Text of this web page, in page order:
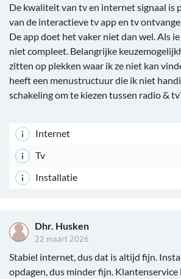
De kwaliteit van tv en internet signaal is
van de interactieve tv app en tv
De app doet het vaker niet dan wel. Als
niet compleet. Belangrijke
zitten op plekken waar ik ze niet kan
heeft een menustructuur die ik niet
schakeling om te kiezen tussen radio &
Internet
Tv
Installatie
Dhr. Husken
22 maart 2026
Stabiel internet, dus dat is altijd fijn.
opdagen, dus minder fijn.